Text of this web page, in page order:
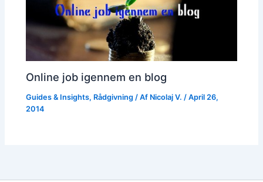
Online job igennem en blog
Guides & Insights, Rådgivning / Af Nicolaj V./April 26,
2014